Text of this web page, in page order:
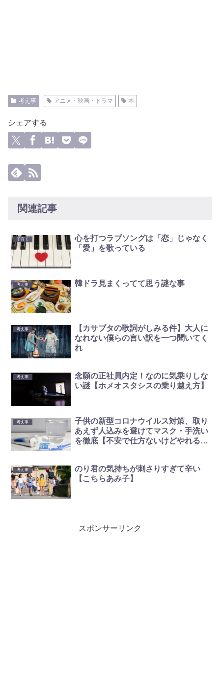
考え事 アニメ・映画・ドラマ 本
シェアする
関連記事
子育て
心を打つラブソングは「恋」じゃなく
「愛」を歌っている
考え事 韓ドラ見まくってて思う謎な事
考え事
【カサブタの歌詞がしみる件】大人に
なれない僕らの言い訳を一つ聞いてく
れ
考え事
念願の正社員内定！なのに気乗りしな
い謎【ホメオスタシスの乗り越え方】
考え事
子供の新型コロナウイルス対策、取り
あえず人込みを避けてマスク・手洗い
を徹底【不安で仕方ないけどやれるこ
考え事
のり君の気持ちが刺さりすぎて辛い
【こちらあみ子】
スポンサーリンク